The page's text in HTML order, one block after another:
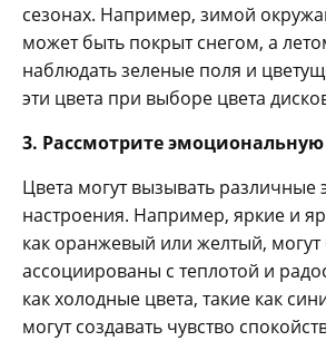
сезонах. Например, зимой
может быть покрыт снегом, а
наблюдать зеленые поля и
эти цвета при выборе цвета
3. Рассмотрите
Цвета могут вызывать различные
настроения. Например, яркие и
как оранжевый или желтый, могут
ассоциированы с теплотой и
как холодные цвета, такие как
могут создавать чувство